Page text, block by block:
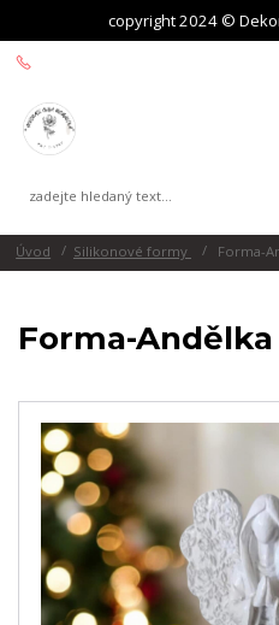
copyright 2024 ©
Úvod Silikonové formy Forma-
Forma-